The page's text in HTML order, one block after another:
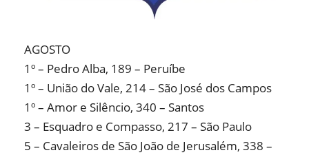
AGOSTO
1º – Pedro Alba, 189 – Peruíbe
1º – União do Vale, 214 – São José dos Campos
1º – Amor e Silêncio, 340 – Santos
3 – Esquadro e Compasso, 217 – São Paulo
5 – Cavaleiros de São João de Jerusalém, 338 –